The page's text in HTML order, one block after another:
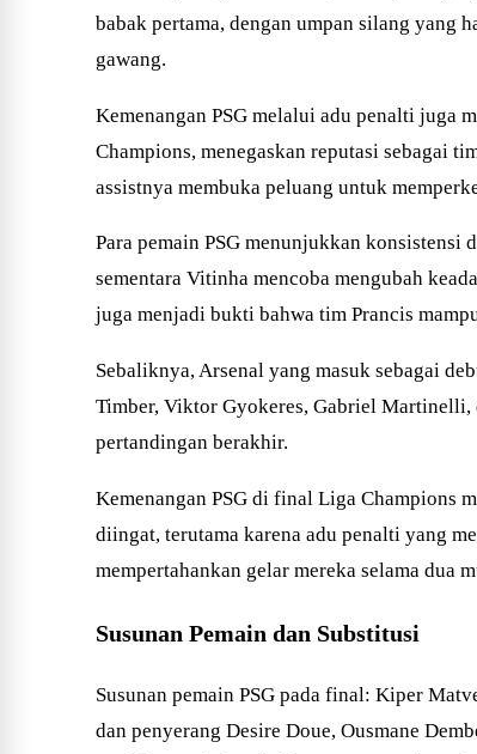
babak pertama, dengan umpan silang yang
gawang.
Kemenangan PSG melalui adu penalti juga
Champions, menegaskan reputasi sebagai
assistnya membuka peluang untuk
Para pemain PSG menunjukkan
sementara Vitinha mencoba mengubah
juga menjadi bukti bahwa tim Prancis
Sebaliknya, Arsenal yang masuk sebagai
Timber, Viktor Gyokeres, Gabriel Martinelli,
pertandingan berakhir.
Kemenangan PSG di final Liga Champions
diingat, terutama karena adu penalti yang
mempertahankan gelar mereka selama dua
Susunan Pemain dan Substitusi
Susunan pemain PSG pada final: Kiper
dan penyerang Desire Doue, Ousmane